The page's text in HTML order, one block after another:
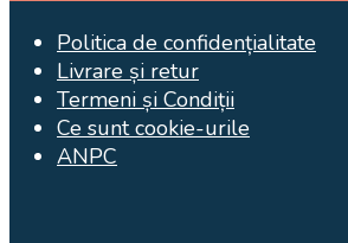
Politica de confidențialitate
Livrare și retur
Termeni și Condiții
Ce sunt cookie-urile
ANPC